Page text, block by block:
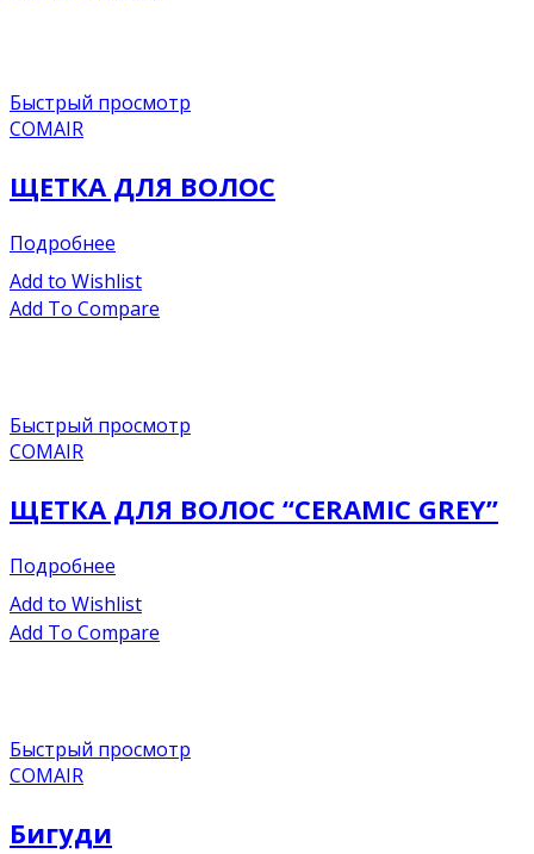
Быстрый просмотр
COMAIR
ЩЕТКА ДЛЯ ВОЛОС
Подробнее
Add to Wishlist
Add To Compare
Быстрый просмотр
COMAIR
ЩЕТКА ДЛЯ ВОЛОС “CERAMIC GREY”
Подробнее
Add to Wishlist
Add To Compare
Быстрый просмотр
COMAIR
Бигуди